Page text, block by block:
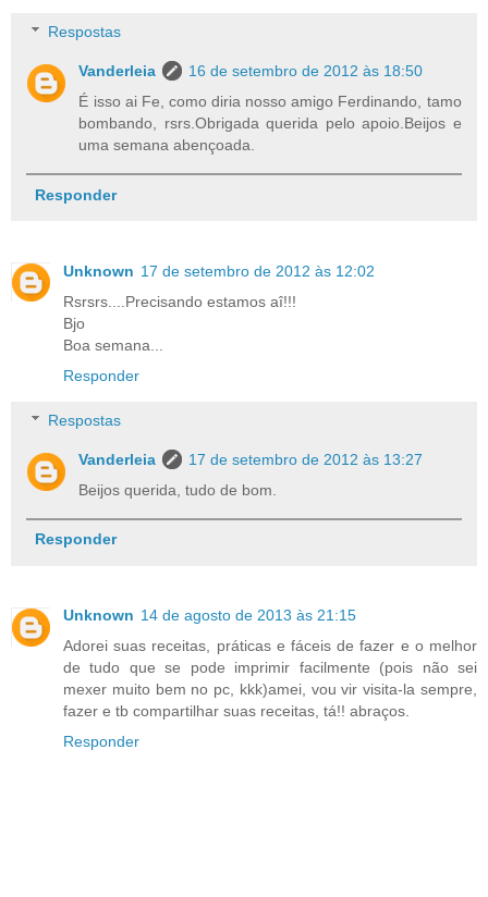
Respostas
Vanderleia
16 de setembro de 2012 às 18:50
É isso ai Fe, como diria nosso amigo Ferdinando, tamo
bombando, rsrs.Obrigada querida pelo apoio.Beijos e
uma semana abençoada.
Responder
Unknown 17 de setembro de 2012 às 12:02
Rsrsrs....Precisando estamos aî!!!
Bjo
Boa semana...
Responder
Respostas
Vanderleia
17 de setembro de 2012 às 13:27
Beijos querida, tudo de bom.
Responder
Unknown 14 de agosto de 2013 às 21:15
Adorei suas receitas, práticas e fáceis de fazer e o melhor
de tudo que se pode imprimir facilmente (pois não sei
mexer muito bem no pc, kkk)amei, vou vir visita-la sempre,
fazer e tb compartilhar suas receitas, tá!! abraços.
Responder